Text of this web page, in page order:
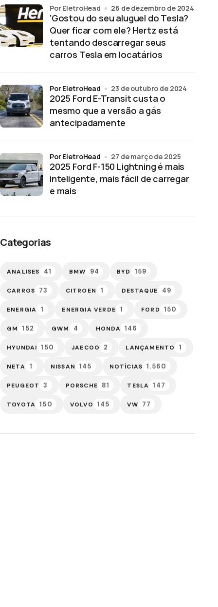
‘Gostou do seu aluguel do Tesla?
Quer ficar com ele? Hertz está
tentando descarregar seus
carros Tesla em locatários
por EletroHead 26 de dezembro de 2024
2025 Ford E-Transit custa o
mesmo que a versão a gás
antecipadamente
por EletroHead 23 de outubro de 2024
2025 Ford F-150 Lightning é mais
inteligente, mais fácil de carregar
e mais
por EletroHead 27 de março de 2025
Categorias
ANALISES 41 BMW 94 BYD 159
CARROS 73 CITROEN 1 DESTAQUE 49
ENERGIA 1 ENERGIA VERDE 1 FORD 150
GM 152 GWM 4 HONDA 146
HYUNDAI 150 JAECOO 2 LANÇAMENTO 1
NETA 1 NISSAN 145 NOTÍCIAS 1.560
PEUGEOT 3 PORSCHE 81 TESLA 147
TOYOTA 150 VOLVO 145 VW 77